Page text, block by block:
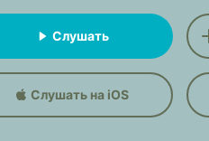
Слушать
Слушать на iOS